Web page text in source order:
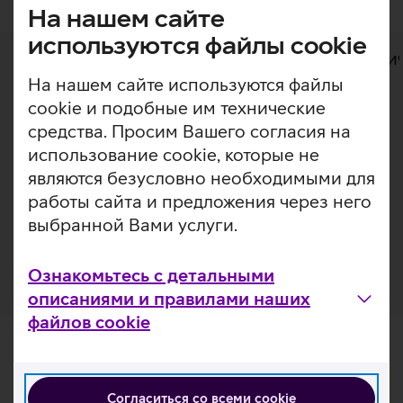
На нашем сайте
используются файлы cookie
На нашем сайте используются файлы
cookie и подобные им технические
средства. Просим Вашего согласия на
использование cookie, которые не
являются безусловно необходимыми для
работы сайта и предложения через него
выбранной Вами услуги.
Ознакомьтесь с детальными
описаниями и правилами наших
файлов cookie
Согласиться со всеми cookie
Дополнительная информация
Дополнительная
информация
Тонкий силиконовый чехол SAFE by PanzerGlass
обеспечивает оптимальную защиту вашего телефона.
Чехол идеально подходит для телефона и
подчеркивает дизайн и цвет устройства. Кейс также
можно использовать с беспроводными зарядными
устройствами.